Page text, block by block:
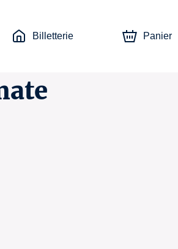
Billetterie Panier